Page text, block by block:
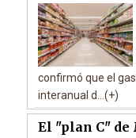
confirmó que el
interanual d...(+)
El "plan C" de